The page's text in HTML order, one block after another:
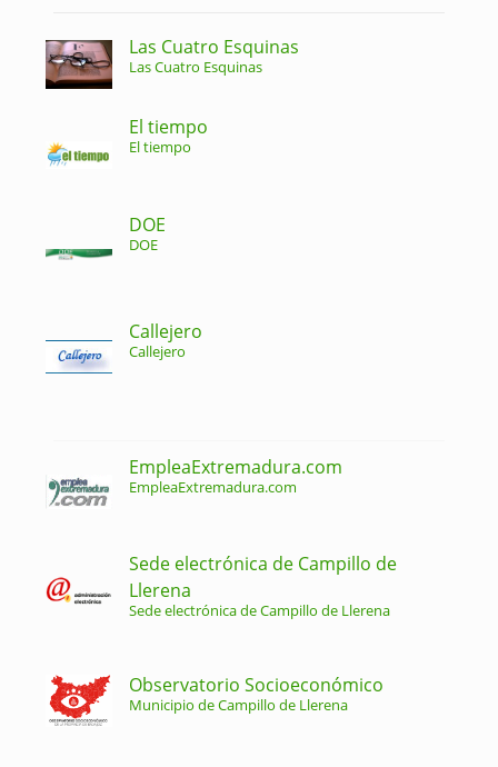
Las Cuatro Esquinas
Las Cuatro Esquinas
El tiempo
El tiempo
DOE
DOE
Callejero
Callejero
EmpleaExtremadura.com
EmpleaExtremadura.com
Sede electrónica de Campillo de
Llerena
Sede electrónica de Campillo de Llerena
Observatorio Socioeconómico
Municipio de Campillo de Llerena